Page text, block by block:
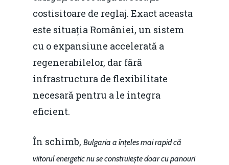
costisitoare de reglaj. Exact aceasta
este situația României, un sistem
cu o expansiune accelerată a
regenerabilelor, dar fără
infrastructura de flexibilitate
necesară pentru a le integra
eficient.
În schimb, Bulgaria a înțeles mai rapid că
viitorul energetic nu se construiește doar cu panouri
Decembrie 2015
Agribusiness
Energia
pentru o Românie